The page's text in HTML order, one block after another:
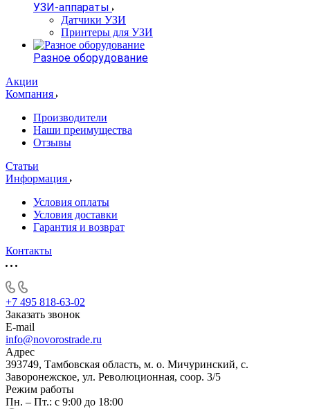
УЗИ-аппараты
Датчики УЗИ
Принтеры для УЗИ
Разное оборудование
Акции
Компания
Производители
Наши преимущества
Отзывы
Статьи
Информация
Условия оплаты
Условия доставки
Гарантия и возврат
Контакты
+7 495 818-63-02
Заказать звонок
E-mail
info@novorostrade.ru
Адрес
393749, Тамбовская область, м. о. Мичуринский, с.
Заворонежское, ул. Революционная, соор. 3/5
Режим работы
Пн. – Пт.: с 9:00 до 18:00